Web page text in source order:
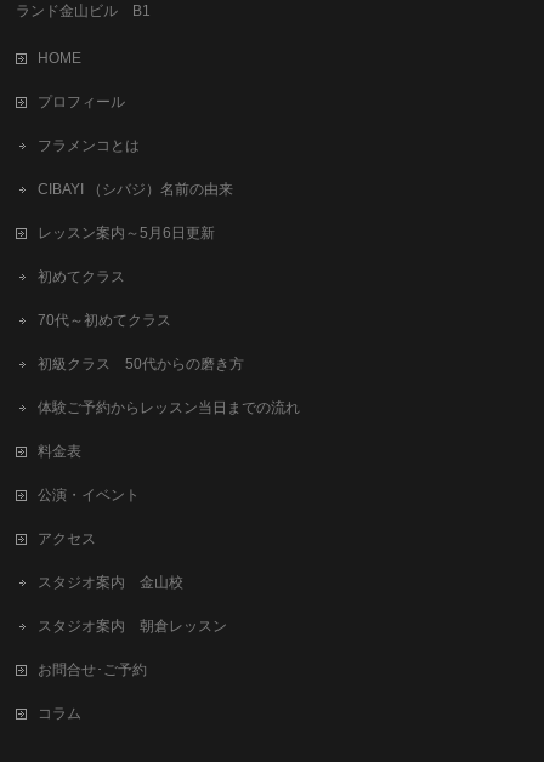
ランド金山ビル B1
HOME
プロフィール
フラメンコとは
CIBAYI （シバジ）名前の由来
レッスン案内～5月6日更新
初めてクラス
70代～初めてクラス
初級クラス 50代からの磨き方
体験ご予約からレッスン当日までの流れ
料金表
公演・イベント
アクセス
スタジオ案内 金山校
スタジオ案内 朝倉レッスン
お問合せ･ご予約
コラム